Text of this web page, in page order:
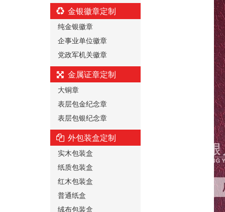
金银徽章定制
纯金银徽章
企事业单位徽章
党政军机关徽章
金属证章定制
大铜章
表层包金纪念章
表层包银纪念章
外包装盒定制
实木包装盒
纸质包装盒
红木包装盒
普通纸盒
绒布包装盒